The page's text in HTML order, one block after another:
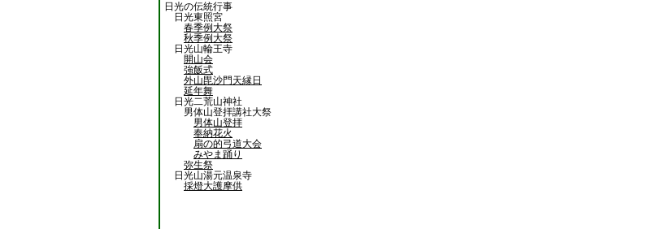
日光の伝統行事
日光東照宮
春季例大祭
秋季例大祭
日光山輪王寺
開山会
強飯式
外山毘沙門天縁日
延年舞
日光二荒山神社
男体山登拝講社大祭
男体山登拝
奉納花火
扇の的弓道大会
みやま踊り
弥生祭
日光山湯元温泉寺
採燈大護摩供